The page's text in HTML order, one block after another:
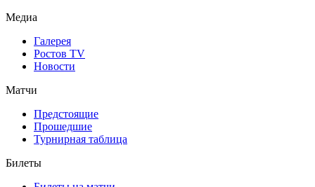
Медиа
Галерея
Ростов TV
Новости
Матчи
Предстоящие
Прошедшие
Турнирная таблица
Билеты